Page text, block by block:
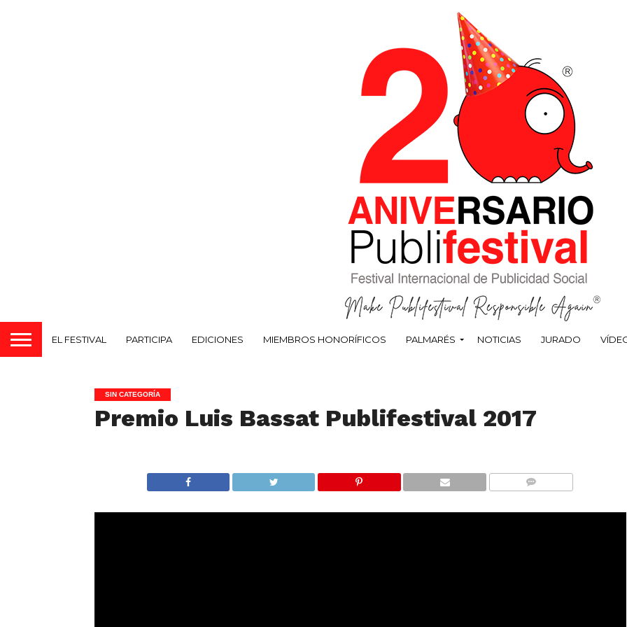
EL FESTIVAL PARTICIPA EDICIONES MIEMBROS HONORÍFICOS PALMARÉS NOTICIAS JURADO
SIN CATEGORÍA
Premio Luis Bassat Publifestival 2017